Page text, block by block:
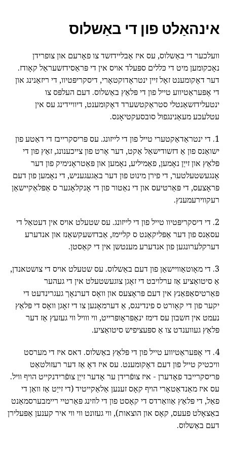
אינהאַלט פון די באַשלוס
וועלכער די באַשלוס, עס איז אַבליידזשד צו פאָרעם און צופרידן
נאָכקומען מיט די כּללים ספּעלד אויס אין די פּראַסידזשעראַל קאָודז.
דער דאָקומענט זאָל זיין ינטראָדוקטאָרי, דיסקריפּטיוו, די ריזאַנינג און
די אָפּעראַטיווע טייל פון די פּלאַץ באַשלוס. דעם העלפּס צו
ינטעלידזשאַנטלי סטראַקטשערד דאָקומענט, דיוויידינג עס אין
עטלעכע מעאַנינגפול סובסעקטיאָנס.
1. די ינטראַדאַקטערי טייל פון די לייזונג. עס פּריסקרייבז די דאַטע פון
ישואַנס פון אַ דזשודישאַל אַקט, דער אָרט פון צייכענונג, זאַץ פון די
פּלאַץ און זייַן נאָמען, פאַמיליע, נאָמען און פּאַטראָנימיק פון דער
אָנגעשטעלטער, די פירן מינוט פון דער באַגעגעניש, די נאָמען פון דעם
פּראָצעס, די פּאַרטיעס און די נאַטור פון די אָנקלאָגער ס אַפּלאַקיישאַן
רעקווירעמענץ.
2. די דיסקריפּטיוו טייל פון די לייזונג. עס שטעלט אויס אין דעטאַל די
עסאַנס פון דער אַפּליקאַנט ס קליימז, אַבדזשעקשאַנז און אנדערע
דערקלערונגען פון אנדערע מענטשן אין די קאַסטן.
3. די מאָוטאַוויישאַן פון דעם באַשלוס. עס שטעלט אויס די צושטאנדן,
אַ סיטואַציע אַז ערלויבט די זאָגן צוגעשטעלט אין די געהער
פּאַרטיסאַפּאַנץ אין דעם פּראָצעס און וואָס דערנאָך געגרינדעט די
יקער פון די קאָורט ס פינדינגס, אַ דערמאָנען צו די זאָגן וואָס די פּלאַץ
נעמט אין חשבון עס דימז ינאַפּראָופּרייט, ווי ווויל ווי געזעץ אַז דער
פּלאַץ געווענדט צו אַ ספּעציפיש סיטואַציע.
4. די אָפּעראַטיווע טייל פון די פּלאַץ באַשלוס. דאס איז די מערסט
וויכטיק טייל פון דעם דאָקומענט. עס איז דאָ אַז דער רעזולטאַט
פּריסקרייבד פאָדערן - איז צופֿרידן ער אָדער זייַן צופֿרידנקייט הויף וויל.
עס איז מאַנדאַטאָרי הויף קאָס זענען אַלאַקייטיד (די זייַט אַז וואַן די
פאַל, די פּלאַץ אַוואַרדס די קאָסט פון די לוזינג פּאַרטיי ריימבערסמאַנט
באַצאָלט פעעס, קאָס און הוצאות), ווי געזונט ווי ווי איר קענען אַפּעלירן
דעם באַשלוס.